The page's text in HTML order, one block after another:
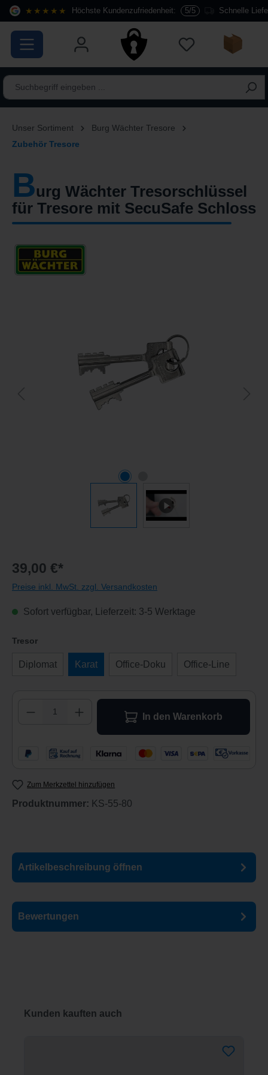
springen Schnelle
★★★★★ Höchste Kundenzufriedenheit: 5/5
Unser Sortiment
Burg Wächter Tresore
Zubehör Tresore
Burg Wächter Tresorschlüssel
für Tresore mit SecuSafe Schloss
39,00 €*
Preise inkl. MwSt. zzgl. Versandkosten
Sofort verfügbar, Lieferzeit: 3-5 Werktage
Tresorauswählen
Diplomat Karat Office-Doku Office-Line
Produkt Anzahl: Gib den gewünschten
In den Warenkorb
Zum Merkzettel hinzufügen
Produktnummer: KS-55-80
Produktgalerie überspringen
Kunden kauften auch
Artikelbeschreibung öffnen
Bewertungen